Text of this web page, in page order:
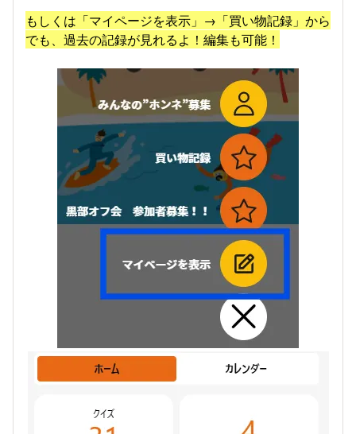
もしくは「マイページを表示」→「買い物記録」から
でも、過去の記録が見れるよ！編集も可能！